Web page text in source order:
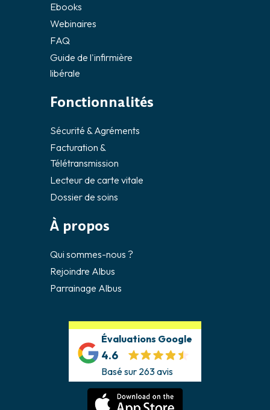
À propos
Qui sommes-nous ?
Rejoindre Albus
Parrainage Albus
Fonctionnalités
Sécurité & Agréments
Facturation &
Télétransmission
Lecteur de carte vitale
Dossier de soins
Ebooks
Webinaires
FAQ
Guide de l'infirmière
libérale
Évaluations Google
4.6
Basé sur 263 avis